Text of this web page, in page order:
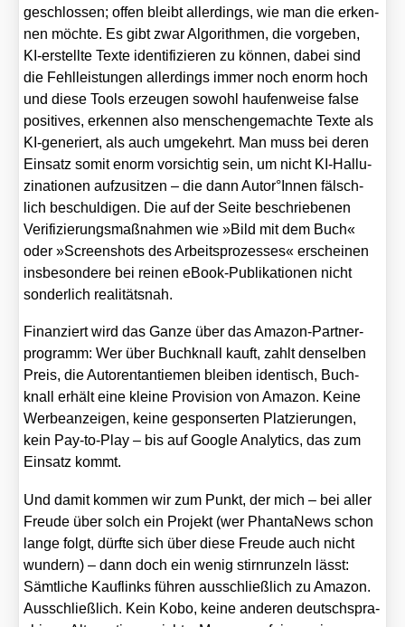
ge­schlos­sen; offen bleibt aller­dings, wie man die erken­
nen möch­te. Es gibt zwar Algo­rith­men, die vor­ge­ben,
KI-erstell­te Tex­te iden­ti­fi­zie­ren zu kön­nen, dabei sind
die Fehl­leis­tun­gen aller­dings immer noch enorm hoch
und die­se Tools erzeu­gen sowohl hau­fen­wei­se fal­se
posi­ti­ves, erken­nen also men­schen­ge­mach­te Tex­te als
KI-gene­riert, als auch umge­kehrt. Man muss bei deren
Ein­satz somit enorm vor­sich­tig sein, um nicht KI-Hal­lu­
zi­na­tio­nen auf­zu­sit­zen – die dann Autor°Innen fälsch­
lich beschul­di­gen. Die auf der Sei­te beschrie­be­nen
Veri­fi­zie­rungs­maß­nah­men wie »Bild mit dem Buch«
oder »Screen­shots des Arbeits­pro­zes­ses« erschei­nen
ins­be­son­de­re bei rei­nen eBook-Publi­ka­tio­nen nicht
son­der­lich rea­li­täts­nah.
Finan­ziert wird das Gan­ze über das Ama­zon-Part­ner­
pro­gramm: Wer über Buch­knall kauft, zahlt den­sel­ben
Preis, die Autoren­tan­tie­men blei­ben iden­tisch, Buch­
knall erhält eine klei­ne Pro­vi­si­on von Ama­zon. Kei­ne
Wer­be­an­zei­gen, kei­ne gespon­ser­ten Plat­zie­run­gen,
kein Pay-to-Play – bis auf Goog­le Ana­ly­tics, das zum
Ein­satz kommt.
Und damit kom­men wir zum Punkt, der mich – bei aller
Freu­de über solch ein Pro­jekt (wer Phan­ta­News schon
lan­ge folgt, dürf­te sich über die­se Freu­de auch nicht
wun­dern) – dann doch ein wenig stirn­run­zeln lässt:
Sämt­li­che Kauf­links füh­ren aus­schließ­lich zu Ama­zon.
Aus­schließ­lich. Kein Kobo, kei­ne ande­ren deutsch­spra­